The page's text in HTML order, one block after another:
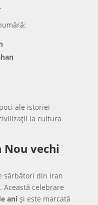
ale istoriei
la cultura
Nou vechi
sărbători din Iran
Această celebrare
aniși este marcată